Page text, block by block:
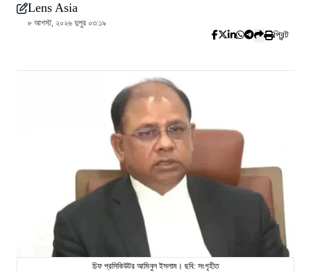
Lens Asia
৮ আগস্ট, ২০২৬ দুপুর ০৩:১৯
প্রিন্ট
চিফ প্রসিকিউটর আমিনুল ইসলাম। ছবি: সংগৃহীত